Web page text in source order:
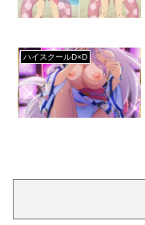
ハイスクールD×D